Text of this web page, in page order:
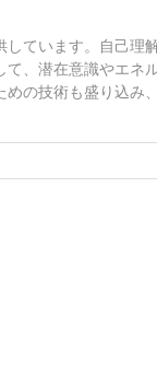
ています。自己理
、潜在意識やエネ
の技術も盛り込み